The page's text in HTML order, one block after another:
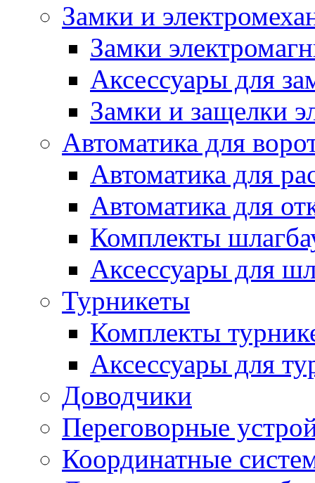
Замки и
Замки
Аксессуары для
Замки и защелки
Автоматика для
Автоматика для
Автоматика для
Комплекты
Аксессуары для
Турникеты
Комплекты
Аксессуары для
Доводчики
Переговорные
Координатные